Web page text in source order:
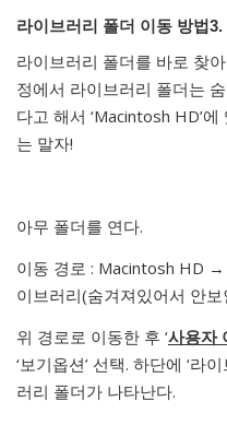
라이브러리 폴더 이동 방법3.
라이브러리 폴더를 바로 찾
정에서 라이브러리 폴더는
다고 해서 ‘Macintosh HD’
는 말자!
아무 폴더를 연다.
이동 경로 : Macintosh HD
이브러리(숨겨져있어서 안보
위 경로로 이동한 후 ‘사용자
‘보기옵션’ 선택. 하단에 ‘라
러리 폴더가 나타난다.